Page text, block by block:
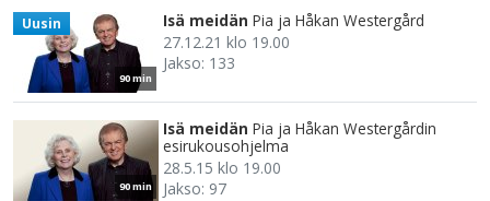
90 min
Uusin Isä meidän Pia ja Håkan Westergård
27.12.21 klo 19.00
Jakso: 133
90 min
Isä meidän Pia ja Håkan Westergårdin
esirukousohjelma
28.5.15 klo 19.00
Jakso: 97